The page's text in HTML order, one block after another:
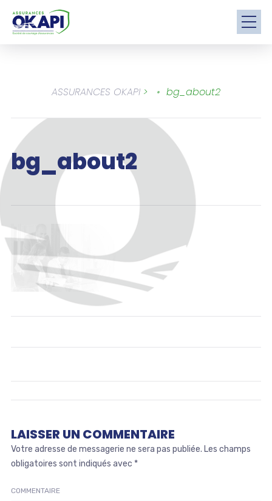
ASSURANCES OKAPI> bg_about2
bg_about2
LAISSER UN COMMENTAIRE
Votre adresse de messagerie ne sera pas publiée. Les champs
obligatoires sont indiqués avec *
COMMENTAIRE